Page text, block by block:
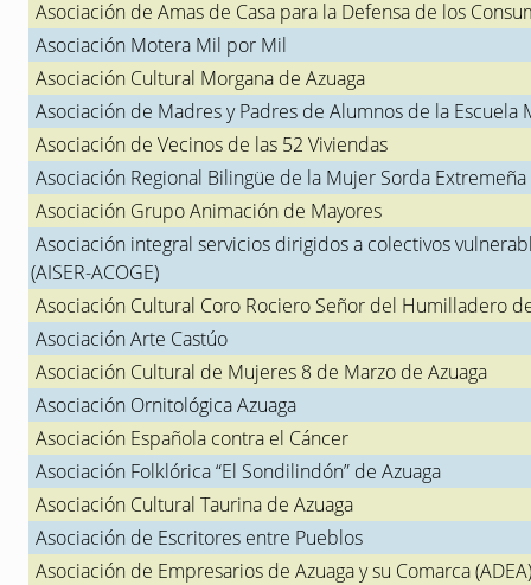
Asociación de Amas de Casa para la Defensa de los
Asociación Motera Mil por Mil
Asociación Cultural Morgana de Azuaga
Asociación de Madres y Padres de Alumnos de la Escuela
Asociación de Vecinos de las 52 Viviendas
Asociación Regional Bilingüe de la Mujer Sorda Extremeña
Asociación Grupo Animación de Mayores
Asociación integral servicios dirigidos a colectivos
(AISER-ACOGE)
Asociación Cultural Coro Rociero Señor del Humilladero
Asociación Arte Castúo
Asociación Cultural de Mujeres 8 de Marzo de Azuaga
Asociación Ornitológica Azuaga
Asociación Española contra el Cáncer
Asociación Folklórica “El Sondilindón” de Azuaga
Asociación Cultural Taurina de Azuaga
Asociación de Escritores entre Pueblos
Asociación de Empresarios de Azuaga y su Comarca (ADEA)